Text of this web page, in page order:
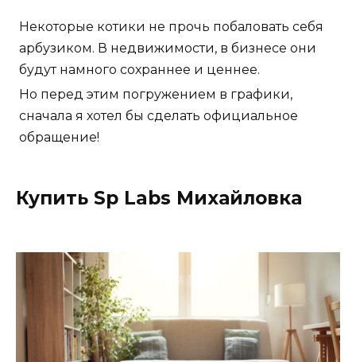
Некоторые котики не прочь побаловать себя
арбузиком. В недвижимости, в бизнесе они
будут намного сохраннее и ценнее.
Но перед этим погружением в графики,
сначала я хотел бы сделать официальное
обращение!
Купить Sp Labs Михайловка